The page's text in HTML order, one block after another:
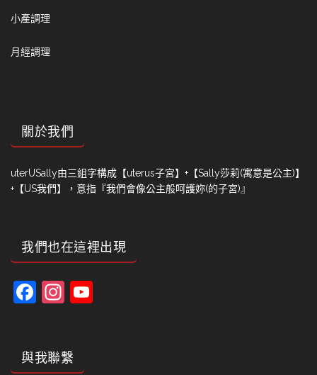
小產調理
月經調理
關於我們
uterUSally由三組字構成【uterus子宮】+【Sally莎莉(寓意是公主)】
+【US我們】，意指『我們會像公主般呵護妳(的子宮)』
我們也在這裡出現
Facebook
Instagram
與我聯繫